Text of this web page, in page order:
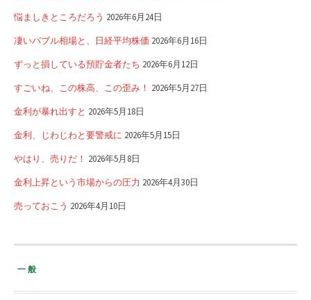
悩ましきところだろう 2026年6月24日
凄いバブル相場と、日経平均株価 2026年6月16日
ずっと損している預貯金者たち 2026年6月12日
すごいね、この株高、この歪み！ 2026年5月27日
金利が暴れ出すと 2026年5月18日
金利、じわじわと要警戒に 2026年5月15日
やはり、売りだ！ 2026年5月8日
金利上昇という市場からの圧力 2026年4月30日
売っておこう 2026年4月10日
一般